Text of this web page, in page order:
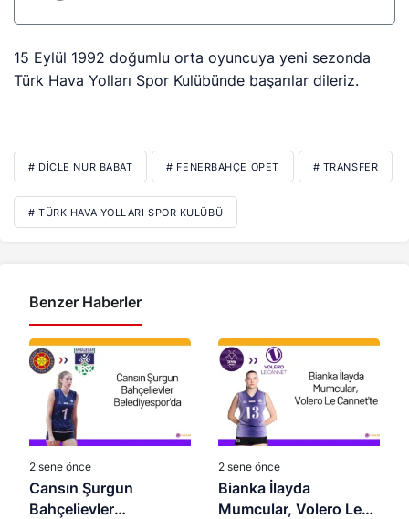
15 Eylül 1992 doğumlu orta oyuncuya yeni sezonda
Türk Hava Yolları Spor Kulübünde başarılar dileriz.
# DICLE NUR BABAT # FENERBAHÇE OPET # TRANSFER
# TÜRK HAVA YOLLARI SPOR KULÜBÜ
Benzer Haberler
2 sene önce
Cansın Şurgun
Bahçelievler
2 sene önce
Bianka İlayda
Mumcular, Volero Le